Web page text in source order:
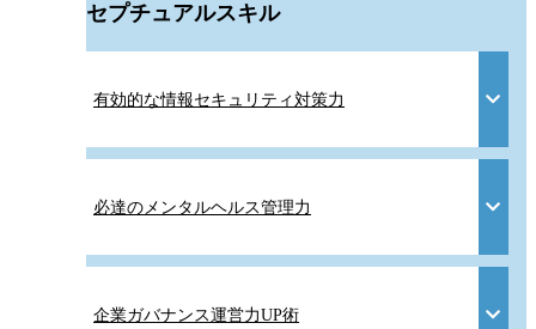
コンセプチュアルスキル
有効的な情報セキュリティ対策力
必達のメンタルヘルス管理力
企業ガバナンス運営力UP術